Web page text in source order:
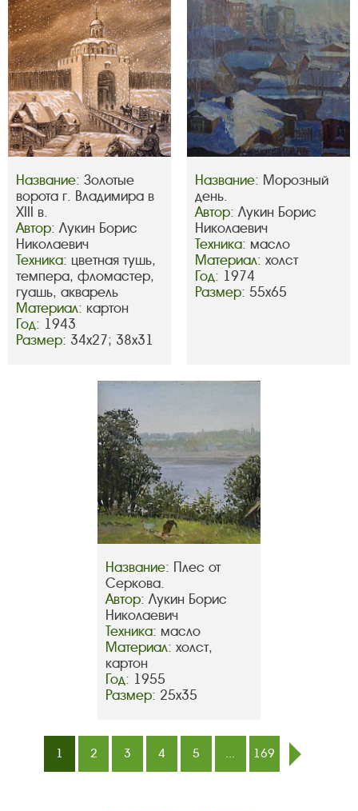
Название: Золотые
ворота г. Владимира в
XIII в.
Автор: Лукин Борис
Николаевич
Техника: цветная тушь,
темпера, фломастер,
гуашь, акварель
Материал: картон
Год: 1943
Размер: 34х27; 38х31
Название: Морозный
день.
Автор: Лукин Борис
Николаевич
Техника: масло
Материал: холст
Год: 1974
Размер: 55х65
Название: Плес от
Серкова.
Автор: Лукин Борис
Николаевич
Техника: масло
Материал: холст,
картон
Год: 1955
Размер: 25х35
1 2 3 4 5 ...
169